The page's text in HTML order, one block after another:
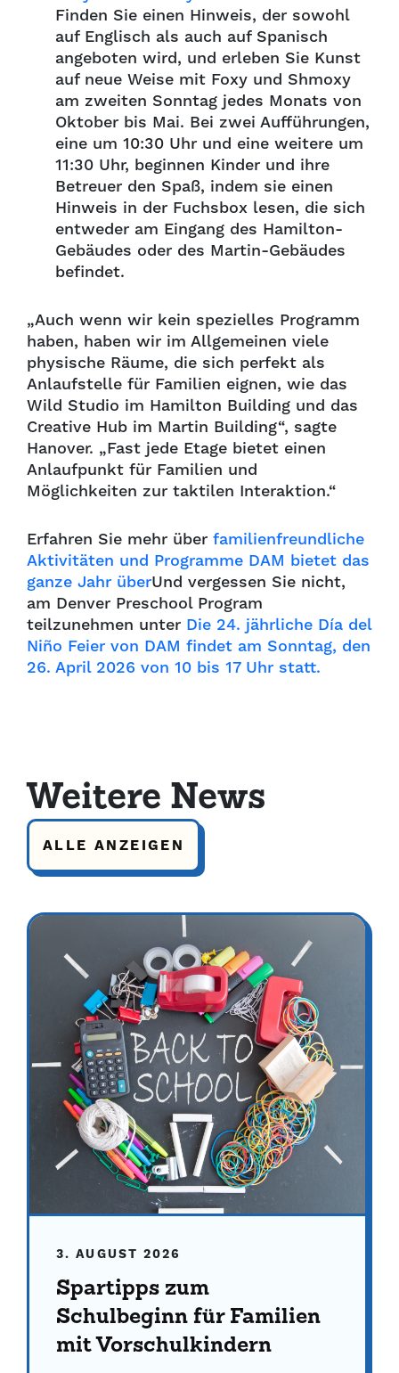
Finden Sie einen Hinweis, der sowohl
auf Englisch als auch auf Spanisch
angeboten wird, und erleben Sie Kunst
auf neue Weise mit Foxy und Shmoxy
am zweiten Sonntag jedes Monats von
Oktober bis Mai. Bei zwei Aufführungen,
eine um 10:30 Uhr und eine weitere um
11:30 Uhr, beginnen Kinder und ihre
Betreuer den Spaß, indem sie einen
Hinweis in der Fuchsbox lesen, die sich
entweder am Eingang des Hamilton-
Gebäudes oder des Martin-Gebäudes
befindet.
„Auch wenn wir kein spezielles Programm
haben, haben wir im Allgemeinen viele
physische Räume, die sich perfekt als
Anlaufstelle für Familien eignen, wie das
Wild Studio im Hamilton Building und das
Creative Hub im Martin Building“, sagte
Hanover. „Fast jede Etage bietet einen
Anlaufpunkt für Familien und
Möglichkeiten zur taktilen Interaktion.“
Erfahren Sie mehr über familienfreundliche
Aktivitäten und Programme DAM bietet das
ganze Jahr überUnd vergessen Sie nicht,
am Denver Preschool Program
teilzunehmen unter Die 24. jährliche Día del
Niño Feier von DAM findet am Sonntag, den
26. April 2026 von 10 bis 17 Uhr statt.
Weitere News
ALLE ANZEIGEN
3. AUGUST 2026
Spartipps zum
Schulbeginn für Familien
mit Vorschulkindern